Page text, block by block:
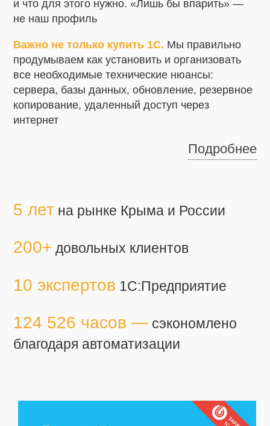
и что для этого нужно. «Лишь бы впарить» —
не наш профиль
Важно не только купить 1С. Мы правильно
продумываем как установить и организовать
все необходимые технические нюансы:
сервера, базы данных, обновление, резервное
копирование, удаленный доступ через
интернет
Подробнее
5 лет на рынке Крыма и России
200+ довольных клиентов
10 экспертов 1С:Предприятие
124 526 часов — сэкономлено
благодаря автоматизации